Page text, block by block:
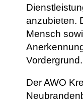
anzubieten.
Mensch
Vordergrund.
Der AWO